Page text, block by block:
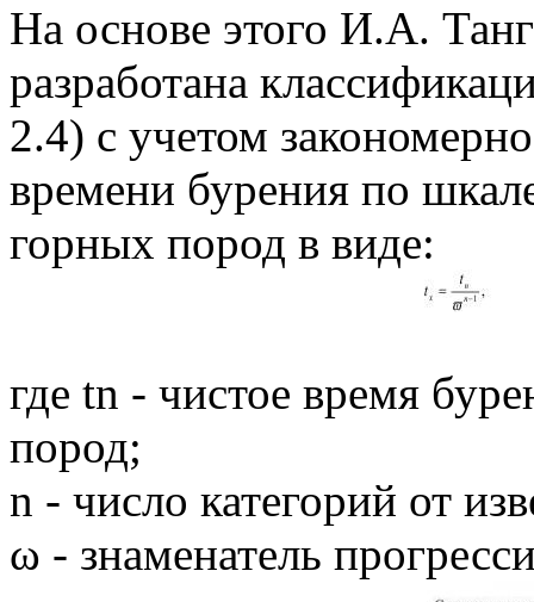
На основе этого И.А.
разработана
2.4) с учетом
времени бурения по
горных пород в виде:
где tn - чистое время
пород;
n - число категорий от
ω - знаменатель